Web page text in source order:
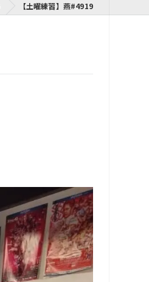
【土曜練習】燕#4919